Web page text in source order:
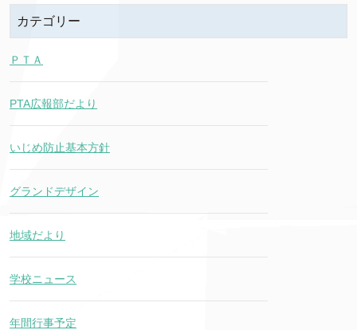
カテゴリー
ＰＴＡ
PTA広報部だより
いじめ防止基本方針
グランドデザイン
地域だより
学校ニュース
年間行事予定